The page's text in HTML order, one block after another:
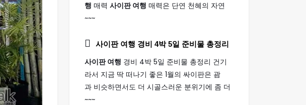
행 매력 사이판 여행 매력은 단연 천혜의 자연
~~~
사이판 여행 경비 4박 5일 준비물 총정리
사이판 여행 경비 4박 5일 준비물 총정리 건기
라서 지금 딱 떠나기 좋은 1월의 싸이판은 괌
과 비슷하면서도 더 시골스러운 분위기에 좀 더
~~~